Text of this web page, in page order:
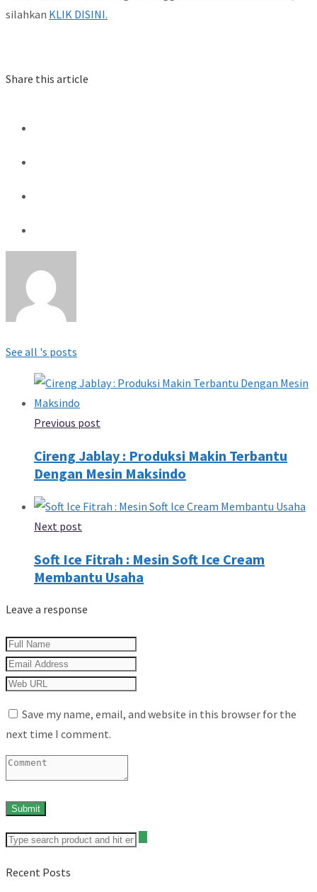
silahkan KLIK DISINI.
Share this article
See all 's posts
Previous post
Cireng Jablay : Produksi Makin Terbantu
Dengan Mesin Maksindo
Next post
Soft Ice Fitrah : Mesin Soft Ice Cream
Membantu Usaha
Leave a response
Save my name, email, and website in this browser for the
next time I comment.
Recent Posts